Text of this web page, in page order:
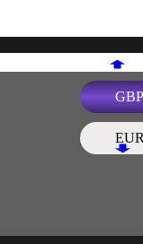
GBP
Menú